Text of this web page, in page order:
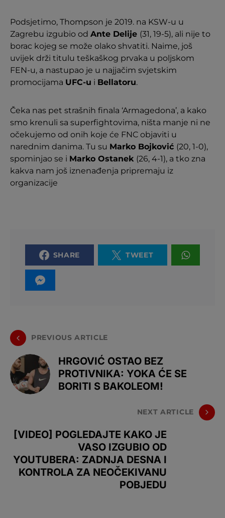
Podsjetimo, Thompson je 2019. na KSW-u u
Zagrebu izgubio od Ante Delije (31, 19-5), ali nije to
borac kojeg se može olako shvatiti. Naime, još
uvijek drži titulu teškaškog prvaka u poljskom
FEN-u, a nastupao je u najjačim svjetskim
promocijama UFC-u i Bellatoru.
Čeka nas pet strašnih finala ‘Armagedona’, a kako
smo krenuli sa superfightovima, ništa manje ni ne
očekujemo od onih koje će FNC objaviti u
narednim danima. Tu su Marko Bojković (20, 1-0),
spominjao se i Marko Ostanek (26, 4-1), a tko zna
kakva nam još iznenađenja pripremaju iz
organizacije
SHARE TWEET
PREVIOUS ARTICLE
HRGOVIĆ OSTAO BEZ
PROTIVNIKA: YOKA ĆE SE
BORITI S BAKOLEOM!
NEXT ARTICLE
[VIDEO] POGLEDAJTE KAKO JE
VASO IZGUBIO OD
YOUTUBERA: ZADNJA DESNA I
KONTROLA ZA NEOČEKIVANU
POBJEDU